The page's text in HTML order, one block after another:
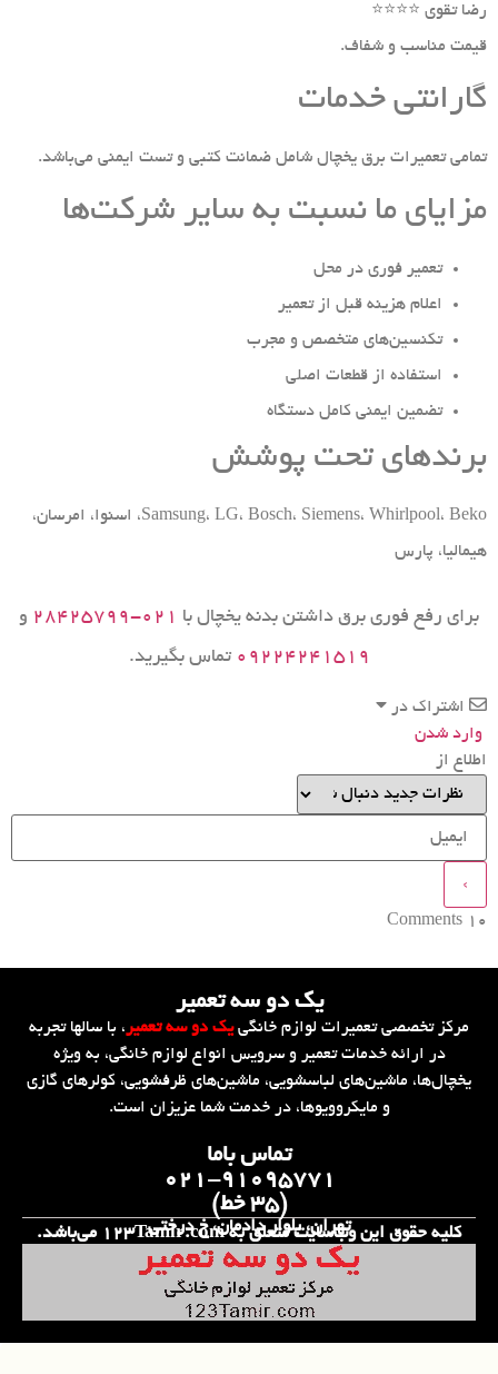
رضا تقوی ⭐⭐⭐⭐
قیمت مناسب و شفاف.
گارانتی خدمات
تمامی تعمیرات برق یخچال شامل ضمانت کتبی و تست ایمنی می‌باشد.
مزایای ما نسبت به سایر شرکت‌ها
تعمیر فوری در محل
اعلام هزینه قبل از تعمیر
تکنسین‌های متخصص و مجرب
استفاده از قطعات اصلی
تضمین ایمنی کامل دستگاه
برندهای تحت پوشش
Samsung، LG، Bosch، Siemens، Whirlpool، Beko، اسنوا، امرسان،
هیمالیا، پارس
برای رفع فوری برق داشتن بدنه یخچال با ۰۲۱-۲۸۴۲۵۷۹۹
و
۰۹۲۲۴۲۴۱۵۱۹ تماس بگیرید.
اشتراک در
وارد شدن
اطلاع از
10
یک دو سه تعمیر
مرکز تخصصی تعمیرات لوازم خانگییک دو سه تعمیر ، با سالها تجربه
در ارائه خدمات تعمیر و سرویس انواع لوازم خانگی، به ویژه
یخچال‌ها، ماشین‌های لباسشویی، ماشین‌های ظرفشویی، کولرهای گازی
و مایکروویوها، در خدمت شما عزیزان است.
تماس باما
۰۲۱-۹۱۰۹۵۷۷۱
(۳۵ خط)
تهران، بلوار دادمان، خ درختی
کلیه حقوق این وب‌سایت متعلق به 123Tamir.com می‌باشد.